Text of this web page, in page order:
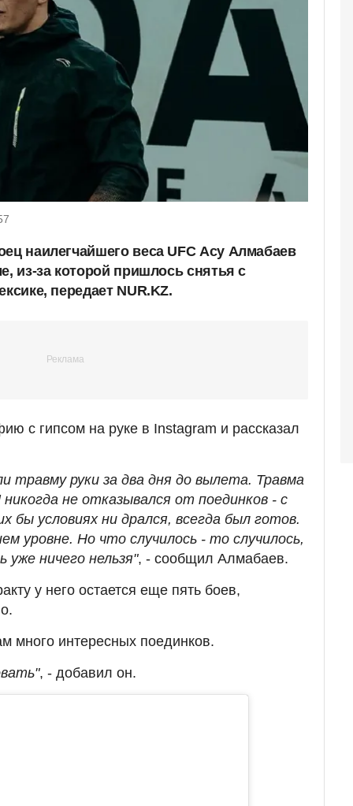
наилегчайшего веса UFC Асу Алмабаев
из-за которой пришлось снятья с
передает NUR.KZ.
с гипсом на руке в Instagram и рассказал
травму руки за два дня до вылета. Травма
не отказывался от поединков - с
бы условиях ни дрался, всегда был готов.
уровне. Но что случилось - то случилось,
уже ничего нельзя", - сообщил Алмабаев.
у него остается еще пять боев,
много интересных поединков.
, - добавил он.